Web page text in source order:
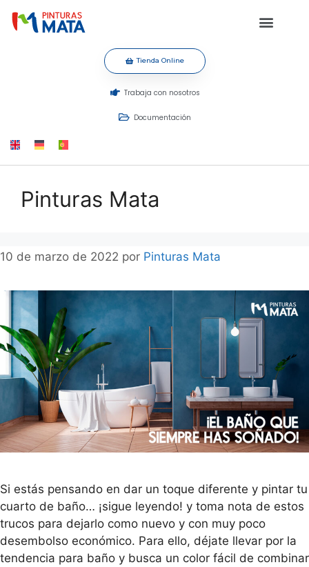
Tienda Online
Trabaja con nosotros
Documentación
Pinturas Mata
10 de marzo de 2022 por Pinturas Mata
Si estás pensando en dar un toque diferente y pintar tu
cuarto de baño… ¡sigue leyendo! y toma nota de estos
trucos para dejarlo como nuevo y con muy poco
desembolso económico. Para ello, déjate llevar por la
tendencia para baño y busca un color fácil de combinar